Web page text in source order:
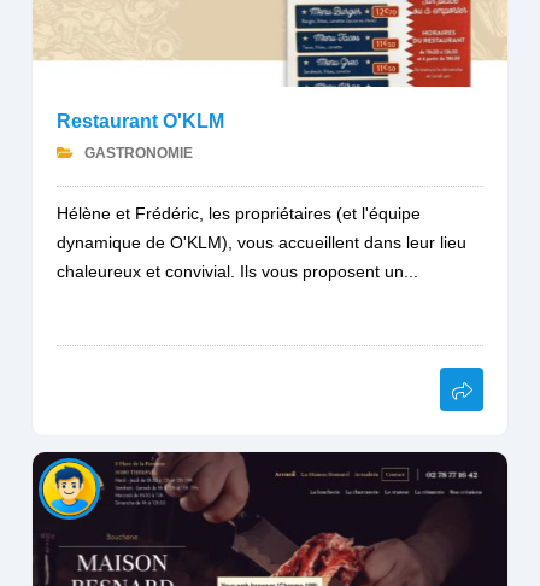
Restaurant O'KLM
GASTRONOMIE
Hélène et Frédéric, les propriétaires (et l'équipe
dynamique de O'KLM), vous accueillent dans leur lieu
chaleureux et convivial. Ils vous proposent un...